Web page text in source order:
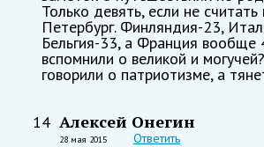
Только девять, если не
Петербург. Финляндия-23,
Бельгия-33, а Франция вообще
вспомнили о великой и
говорили о патриотизме, а
14 Алексей Онегин
28 мая 2015 Ответить